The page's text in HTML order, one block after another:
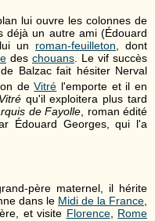
lui ouvre les colonnes de
déjà un autre ami (Édouard
un roman-feuilleton , dont
des chouans . Le vif succès
de Balzac fait hésiter Nerval
deVitré l'emporte et il en
qu'il exploitera plus tard
de Fayolle , roman édité
Édouard Georges, qui l'a
père maternel, il hérite
dans le Midi de la France
et visite Florence, Rome